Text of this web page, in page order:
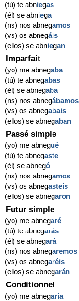
(tú) te abniegas
(él) se abniega
(ns) nos abnegamos
(vs) os abnegáis
(ellos) se abniegan
Imparfait
(yo) me abnegaba
(tú) te abnegabas
(él) se abnegaba
(ns) nos abnegábamos
(vs) os abnegabais
(ellos) se abnegaban
Passé simple
(yo) me abnegué
(tú) te abnegaste
(él) se abnegó
(ns) nos abnegamos
(vs) os abnegasteis
(ellos) se abnegaron
Futur simple
(yo) me abnegaré
(tú) te abnegarás
(él) se abnegará
(ns) nos abnegaremos
(vs) os abnegaréis
(ellos) se abnegarán
Conditionnel
(yo) me abnegaría